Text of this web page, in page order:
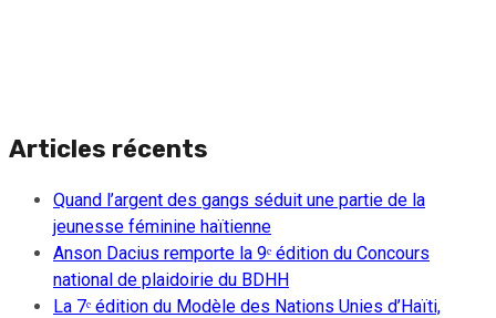
Articles récents
Quand l’argent des gangs séduit une partie de la
jeunesse féminine haïtienne
Anson Dacius remporte la 9ᵉ édition du Concours
national de plaidoirie du BDHH
La 7ᵉ édition du Modèle des Nations Unies d’Haïti,